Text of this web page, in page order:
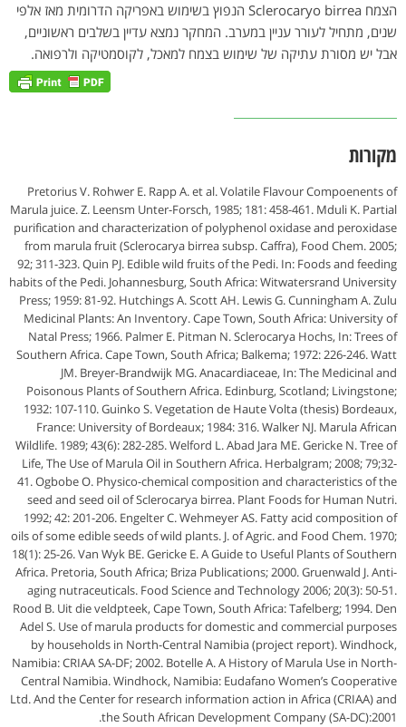
הצמח Sclerocaryo birrea הנפוץ בשימוש באפריקה הדרומית מאז אלפי
שנים, מתחיל לעורר עניין במערב. המחקר נמצא עדיין בשלבים ראשוניים,
אבל יש מסורת עתיקה של שימוש בצמח למאכל, לקוסמטיקה ולרפואה.
מקורות
Pretorius V. Rohwer E. Rapp A. et al. Volatile Flavour Compoenents of
Marula juice. Z. Leensm Unter-Forsch, 1985; 181: 458-461. Mduli K. Partial
purification and characterization of polyphenol oxidase and peroxidase
from marula fruit (Sclerocarya birrea subsp. Caffra), Food Chem. 2005;
92; 311-323. Quin PJ. Edible wild fruits of the Pedi. In: Foods and feeding
habits of the Pedi. Johannesburg, South Africa: Witwatersrand University
Press; 1959: 81-92. Hutchings A. Scott AH. Lewis G. Cunningham A. Zulu
Medicinal Plants: An Inventory. Cape Town, South Africa: University of
Natal Press; 1966. Palmer E. Pitman N. Sclerocarya Hochs, In: Trees of
Southern Africa. Cape Town, South Africa; Balkema; 1972: 226-246. Watt
JM. Breyer-Brandwijk MG. Anacardiaceae, In: The Medicinal and
Poisonous Plants of Southern Africa. Edinburg, Scotland; Livingstone;
1932: 107-110. Guinko S. Vegetation de Haute Volta (thesis) Bordeaux,
France: University of Bordeaux; 1984: 316. Walker NJ. Marula African
Wildlife. 1989; 43(6): 282-285. Welford L. Abad Jara ME. Gericke N. Tree of
Life, The Use of Marula Oil in Southern Africa. Herbalgram; 2008; 79;32-
41. Ogbobe O. Physico-chemical composition and characteristics of the
seed and seed oil of Sclerocarya birrea. Plant Foods for Human Nutri.
1992; 42: 201-206. Engelter C. Wehmeyer AS. Fatty acid composition of
oils of some edible seeds of wild plants. J. of Agric. and Food Chem. 1970;
18(1): 25-26. Van Wyk BE. Gericke E. A Guide to Useful Plants of Southern
Africa. Pretoria, South Africa; Briza Publications; 2000. Gruenwald J. Anti-
aging nutraceuticals. Food Science and Technology 2006; 20(3): 50-51.
Rood B. Uit die veldpteek, Cape Town, South Africa: Tafelberg; 1994. Den
Adel S. Use of marula products for domestic and commercial purposes
by households in North-Central Namibia (project report). Windhock,
Namibia: CRIAA SA-DF; 2002. Botelle A. A History of Marula Use in North-
Central Namibia. Windhock, Namibia: Eudafano Women’s Cooperative
Ltd. And the Center for research information action in Africa (CRIAA) and
the South African Development Company (SA-DC):2001.